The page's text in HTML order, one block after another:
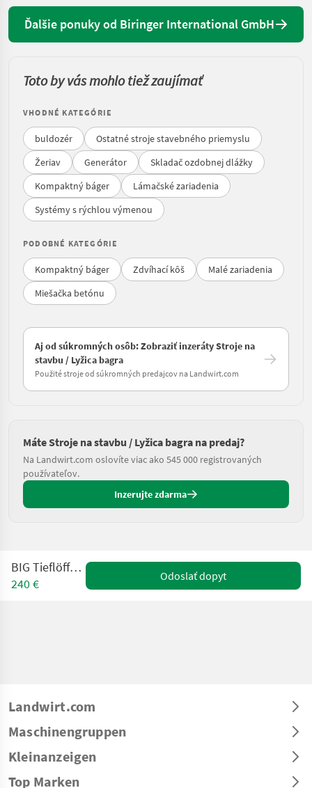
Ďalšie ponuky od Biringer International GmbH
Toto by vás mohlo tiež zaujímať
VHODNÉ KATEGÓRIE
buldozér
Ostatné stroje stavebného priemyslu
Žeriav
Generátor
Skladač ozdobnej dlážky
Kompaktný báger
Lámačské zariadenia
Systémy s rýchlou výmenou
PODOBNÉ KATEGÓRIE
Kompaktný báger Zdvíhací kôš
Malé zariadenia
Miešačka betónu
Aj od súkromných osôb: Zobraziť inzeráty Stroje na
stavbu / Lyžica bagra
Použité stroje od súkromných predajcov na Landwirt.com
Máte Stroje na stavbu / Lyžica bagra na predaj?
Na Landwirt.com oslovíte viac ako 545 000 registrovaných
používateľov.
Inzerujte zdarma
BIG Tieflöffel 40 cm
240 €
Odoslať dopyt
Landwirt.com
Maschinengruppen
Kleinanzeigen
Top Marken